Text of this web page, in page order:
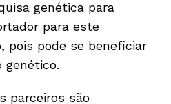
genética para
para este
pois pode se beneficiar
genético.
parceiros são